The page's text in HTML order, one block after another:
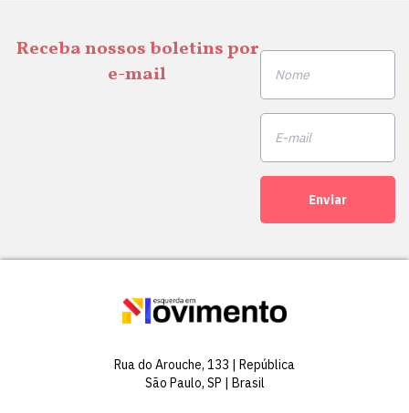
Receba nossos boletins por
e-mail
Enviar
Rua do Arouche, 133 | República
São Paulo, SP | Brasil